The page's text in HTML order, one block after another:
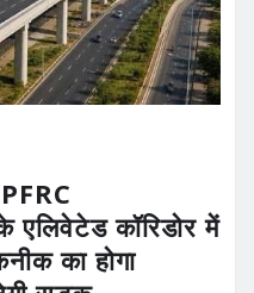
कॉरिडोर में
का होगा